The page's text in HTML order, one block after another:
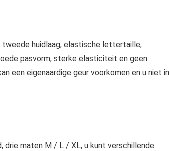
huidlaag, elastische lettertaille,
pasvorm, sterke elasticiteit en geen
een eigenaardige geur voorkomen en u niet in
drie maten M / L / XL, u kunt verschillende